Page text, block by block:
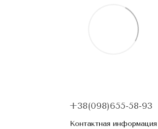
+38(098)655-58-93
Контактная информация